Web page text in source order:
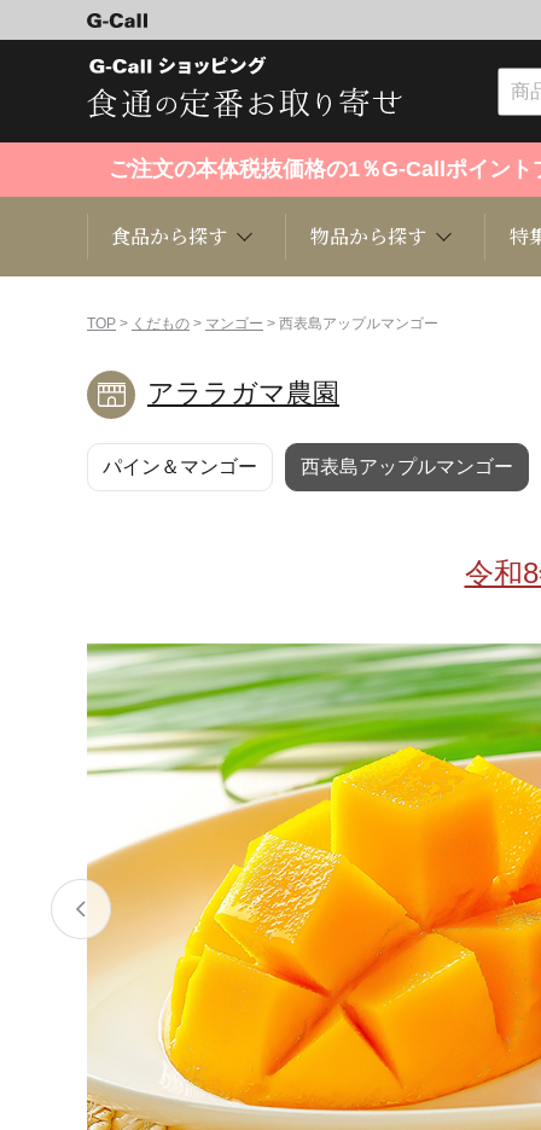
ご注文の本体税抜価格の1％G-Callポイン
食品から探す
くだもの
洋菓子 和菓子
産地検索
物品から探す
趣味・雑貨
キッチン用品 ファッ
特
TOP > くだもの > マンゴー > 西表島アップルマンゴー
アララガマ農園
パイン＆マンゴー 西表島アップルマンゴー
令和